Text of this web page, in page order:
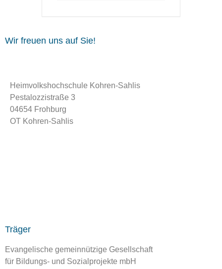
Wir freuen uns auf Sie!
Heimvolkshochschule Kohren-Sahlis
Pestalozzistraße 3
04654 Frohburg
OT Kohren-Sahlis
Träger
Evangelische gemeinnützige Gesellschaft
für Bildungs- und Sozialprojekte mbH